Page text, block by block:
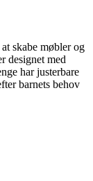
skabe møbler og
designet med
har justerbare
barnets behov